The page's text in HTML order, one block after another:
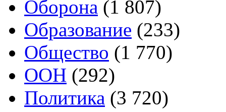
Оборона (1 807)
Образование (233)
Общество (1 770)
ООН (292)
Политика (3 720)